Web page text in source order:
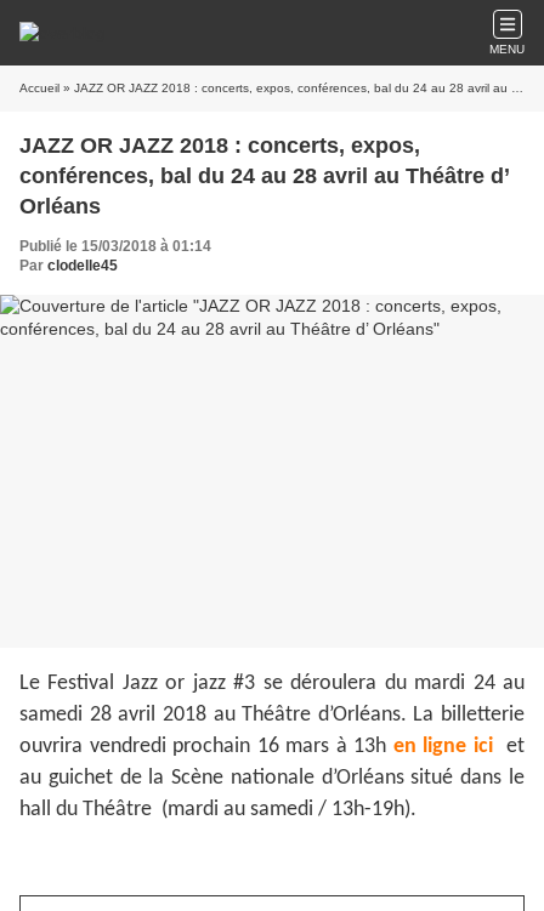
MENU
Accueil » JAZZ OR JAZZ 2018 : concerts, expos, conférences, bal du 24 au 28 avril au Théâtre d’ Orléans
JAZZ OR JAZZ 2018 : concerts, expos,
conférences, bal du 24 au 28 avril au Théâtre d’
Orléans
Publié le 15/03/2018 à 01:14
Par clodelle45
Le Festival Jazz or jazz #3 se déroulera du mardi 24 au
samedi 28 avril 2018 au Théâtre d’Orléans. La billetterie
ouvrira vendredi prochain 16 mars à 13h en ligne iciet
au guichet de la Scène nationale d’Orléans situé dans le
hall du Théâtre (mardi au samedi / 13h-19h).